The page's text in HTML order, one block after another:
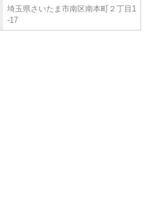
埼玉県さいたま市南区南本町２丁目1
-17